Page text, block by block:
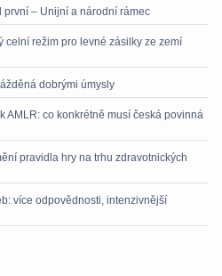
první – Unijní a národní rámec
celní režim pro levné zásilky ze zemí
dobrými úmysly
AMLR: co konkrétně musí česká povinná
pravidla hry na trhu zdravotnických
více odpovědnosti, intenzivnější